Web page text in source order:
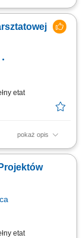
przyjmowanie,
technicznym
elektronicznych
etat
pokaż opis
przekazanych do
do wykonawców
po wykonaniu
etat